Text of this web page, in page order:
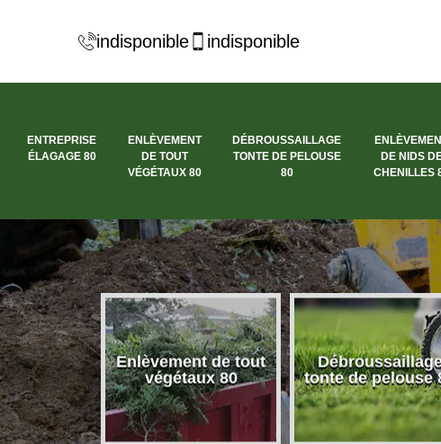
indisponible indisponible
ENTREPRISE
ÉLAGAGE 80
ENLÈVEMENT
DE TOUT
VÉGÉTAUX 80
DÉBROUSSAILLAGE
TONTE DE PELOUSE
80
DE NIDS
CHENILLES
élagage
Enlèvement de tout
végétaux 80
tonte de pelouse